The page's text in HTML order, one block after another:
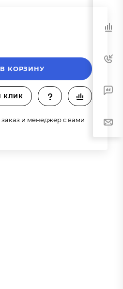
В КОРЗИНУ
КЛИК
и менеджер с вами